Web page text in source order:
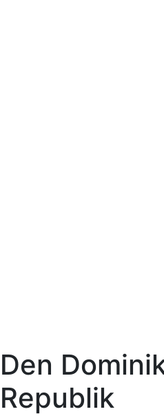
Den
Republik